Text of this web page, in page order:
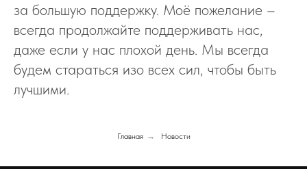
за большую поддержку. Моё пожелание –
всегда продолжайте поддерживать нас,
даже если у нас плохой день. Мы всегда
будем стараться изо всех сил, чтобы быть
лучшими.
Главная → Новости